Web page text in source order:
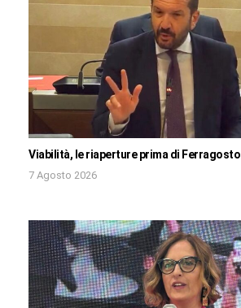
Viabilità, le riaperture prima di Ferragosto
7 Agosto 2026